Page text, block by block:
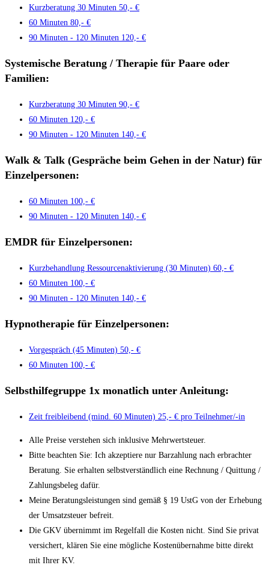
Kurzberatung 30 Minuten 50,- €
60 Minuten 80,- €
90 Minuten - 120 Minuten 120,- €
Systemische Beratung / Therapie für Paare oder
Familien:
Kurzberatung 30 Minuten 90,- €
60 Minuten 120,- €
90 Minuten - 120 Minuten 140,- €
Walk & Talk (Gespräche beim Gehen in der Natur) für
Einzelpersonen:
60 Minuten 100,- €
90 Minuten - 120 Minuten 140,- €
EMDR für Einzelpersonen:
Kurzbehandlung Ressourcenaktivierung (30 Minuten) 60,- €
60 Minuten 100,- €
90 Minuten - 120 Minuten 140,- €
Hypnotherapie für Einzelpersonen:
Vorgespräch (45 Minuten) 50,- €
60 Minuten 100,- €
Selbsthilfegruppe 1x monatlich unter Anleitung:
Zeit freibleibend (mind. 60 Minuten) 25,- € pro Teilnehmer/-in
Alle Preise verstehen sich inklusive Mehrwertsteuer.
Bitte beachten Sie: Ich akzeptiere nur Barzahlung nach erbrachter
Beratung. Sie erhalten selbstverständlich eine Rechnung / Quittung /
Zahlungsbeleg dafür.
Meine Beratungsleistungen sind gemäß § 19 UstG von der Erhebung
der Umsatzsteuer befreit.
Die GKV übernimmt im Regelfall die Kosten nicht. Sind Sie privat
versichert, klären Sie eine mögliche Kostenübernahme bitte direkt
mit Ihrer KV.